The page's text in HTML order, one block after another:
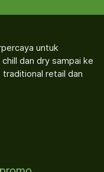
untuk
dan dry sampai ke
retail dan